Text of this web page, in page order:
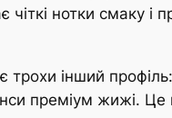
нотки смаку
інший
преміум жижі. Це